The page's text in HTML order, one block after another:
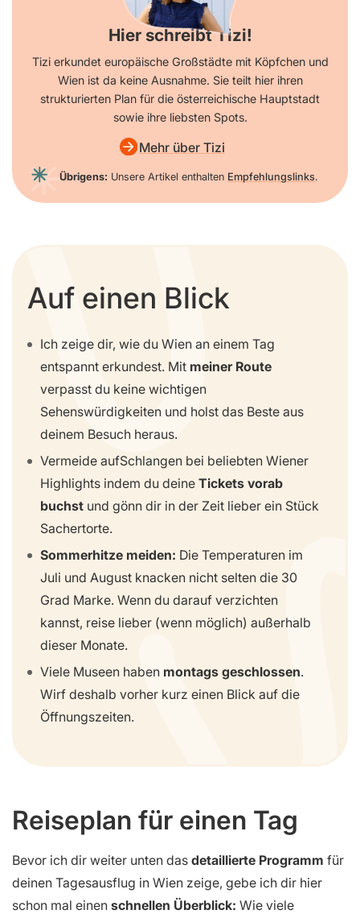
Hier schreibt Tizi!
Tizi erkundet europäische Großstädte mit Köpfchen und
Wien ist da keine Ausnahme. Sie teilt hier ihren
strukturierten Plan für die österreichische Hauptstadt
sowie ihre liebsten Spots.
Mehr über Tizi
Übrigens: Unsere Artikel enthalten Empfehlungslinks.
Auf einen Blick
Ich zeige dir, wie du Wien an einem Tag
entspannt erkundest. Mit meiner Route
verpasst du keine wichtigen
Sehenswürdigkeiten und holst das Beste aus
deinem Besuch heraus.
Vermeide aufSchlangen bei beliebten Wiener
Highlights indem du deine Tickets vorab
buchst und gönn dir in der Zeit lieber ein Stück
Sachertorte.
Sommerhitze meiden: Die Temperaturen im
Juli und August knacken nicht selten die 30
Grad Marke. Wenn du darauf verzichten
kannst, reise lieber (wenn möglich) außerhalb
dieser Monate.
Viele Museen haben montags geschlossen.
Wirf deshalb vorher kurz einen Blick auf die
Öffnungszeiten.
Reiseplan für einen Tag
Bevor ich dir weiter unten das detaillierte Programm für
deinen Tagesausflug in Wien zeige, gebe ich dir hier
schon mal einen schnellen Überblick: Wie viele